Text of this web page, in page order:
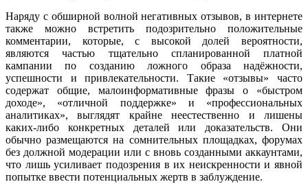
Наряду с обширной волной негативных отзывов, в интернете
также можно встретить подозрительно положительные
комментарии, которые, с высокой долей вероятности,
являются частью тщательно спланированной платной
кампании по созданию ложного образа надёжности,
успешности и привлекательности. Такие «отзывы» часто
содержат общие, малоинформативные фразы о «быстром
доходе», «отличной поддержке» и «профессиональных
аналитиках», выглядят крайне неестественно и лишены
каких-либо конкретных деталей или доказательств. Они
обычно размещаются на сомнительных площадках, форумах
без должной модерации или с вновь созданными аккаунтами,
что лишь усиливает подозрения в их неискренности и явной
попытке ввести потенциальных жертв в заблуждение.